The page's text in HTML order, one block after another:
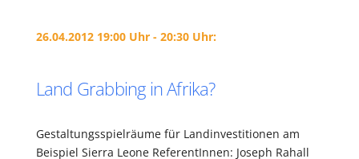
26.04.2012 19:00 Uhr - 20:30 Uhr:
Land Grabbing in Afrika?
Gestaltungsspielräume für Landinvestitionen am
Beispiel Sierra Leone ReferentInnen: Joseph Rahall